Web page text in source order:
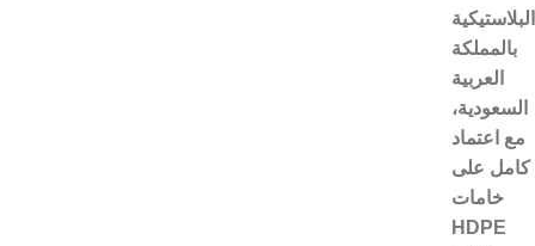
البلاستيكية
بالمملكة
العربية
السعودية،
مع اعتماد
كامل على
خامات
HDPE